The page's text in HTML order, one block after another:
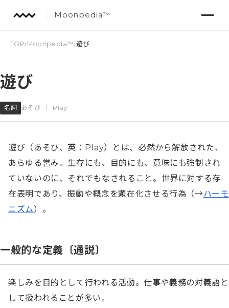
Moonpedia™
TOP› Moonpedia™›遊び
遊び
名詞 あそび Play
遊び（あそび、英：Play）とは、必然から解放された、
あらゆる営み。生存にも、目的にも、意味にも強制され
ていないのに、それでもなされること。世界に対する存
在表明であり、振動や概念を顕在化させる行為（→ハーモ
ニズム ）。
一般的な定義〔通説〕
楽しみを目的として行われる活動。仕事や義務の対義語と
して扱われることが多い。